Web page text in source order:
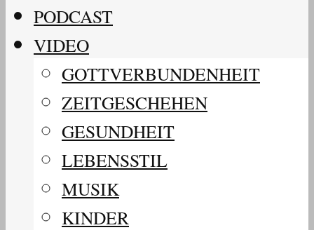
PODCAST
VIDEO
GOTTVERBUNDENHEIT
ZEITGESCHEHEN
GESUNDHEIT
LEBENSSTIL
MUSIK
KINDER